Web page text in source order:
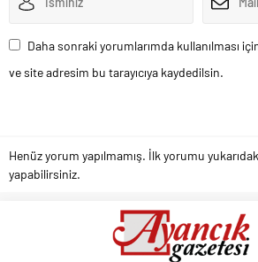
Daha sonraki yorumlarımda kullanılması
ve site adresim bu tarayıcıya kaydedilsin.
Henüz yorum yapılmamış. İlk yorumu
yapabilirsiniz.